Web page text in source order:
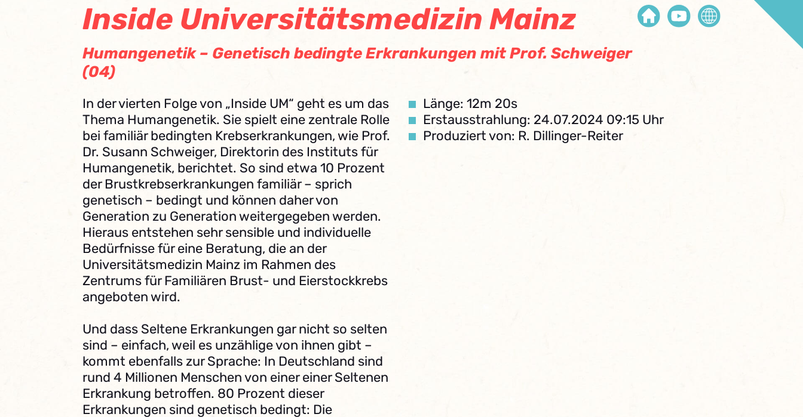
Inside Universitätsmedizin Mainz
Humangenetik – Genetisch bedingte Erkrankungen mit Prof. Schweiger
(04)
In der vierten Folge von „Inside UM“ geht es um das
Thema Humangenetik. Sie spielt eine zentrale Rolle
bei familiär bedingten Krebserkrankungen, wie Prof.
Dr. Susann Schweiger, Direktorin des Instituts für
Humangenetik, berichtet. So sind etwa 10 Prozent
der Brustkrebserkrankungen familiär – sprich
genetisch – bedingt und können daher von
Generation zu Generation weitergegeben werden.
Hieraus entstehen sehr sensible und individuelle
Bedürfnisse für eine Beratung, die an der
Universitätsmedizin Mainz im Rahmen des
Zentrums für Familiären Brust- und Eierstockkrebs
angeboten wird.
Und dass Seltene Erkrankungen gar nicht so selten
sind – einfach, weil es unzählige von ihnen gibt –
kommt ebenfalls zur Sprache: In Deutschland sind
rund 4 Millionen Menschen von einer einer Seltenen
Erkrankung betroffen. 80 Prozent dieser
Erkrankungen sind genetisch bedingt: Die
Länge: 12m 20s
Erstausstrahlung: 24.07.2024 09:15 Uhr
Produziert von: R. Dillinger-Reiter